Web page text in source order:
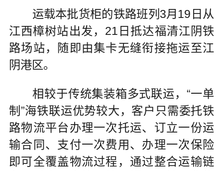
运载本批货柜的铁路班列3月19日从
江西樟树站出发，21日抵达福清江阴铁
路场站，随即由集卡无缝衔接拖运至江
阴港区。
相较于传统集装箱多式联运，“一单
制”海铁联运优势较大，客户只需委托铁
路物流平台办理一次托运、订立一份运
输合同、支付一次费用、办理一次保险
即可全覆盖物流过程，通过整合运输链